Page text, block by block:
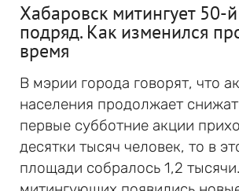
Хабаровск митингует 50-
подряд. Как изменился
время
В мэрии города говорят, что
населения продолжает
первые субботние акции
десятки тысяч человек, то в
площади собралось 1,2